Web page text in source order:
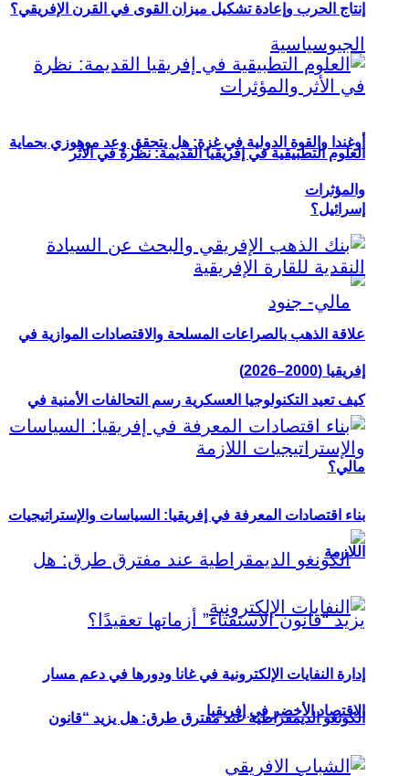
أوغندا والقوة الدولية في غزة: هل يتحقق وعد موهوزي بحماية
إسرائيل؟
كيف تعيد التكنولوجيا العسكرية رسم التحالفات الأمنية في
مالي؟
الكونغو الديمقراطية عند مفترق طرق: هل يزيد “قانون
إنتاج الحرب وإعادة تشكيل ميزان القوى في القرن الإفريقي؟
العلوم التطبيقية في إفريقيا القديمة: نظرة في الأثر
والمؤثرات
علاقة الذهب بالصراعات المسلحة والاقتصادات الموازية في
إفريقيا (2000–2026)
بناء اقتصادات المعرفة في إفريقيا: السياسات والإستراتيجيات
اللازمة
إدارة النفايات الإلكترونية في غانا ودورها في دعم مسار
الاقتصاد الأخضر في إفريقيا